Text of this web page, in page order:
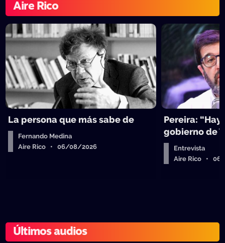
Aire Rico
La persona que más sabe de
Fernando Medina
Aire Rico • 06/08/2026
Pereira:
gobierno de
Entrevista
Aire Rico •
Últimos audios